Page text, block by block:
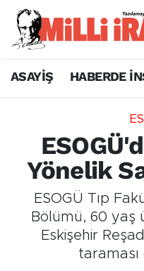
ASAYİŞ HABERDE
Yönelik
ESOGÜ Tıp
Bölümü, 60 yaş
Eskişehir